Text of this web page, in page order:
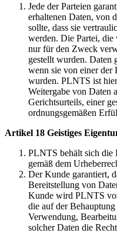
Jede der Parteien
erhaltenen Daten, von
sollte, dass sie
werden. Die Partei, die
nur für den Zweck
gestellt wurden. Daten
wenn sie von einer der
wurden. PLNTS ist
Weitergabe von Daten
Gerichtsurteils, einer
ordnungsgemäßen
Artikel 18 Geistiges
PLNTS behält sich die
gemäß dem
Der Kunde garantiert,
Bereitstellung von
Kunde wird PLNTS
die auf der
Verwendung,
solcher Daten die